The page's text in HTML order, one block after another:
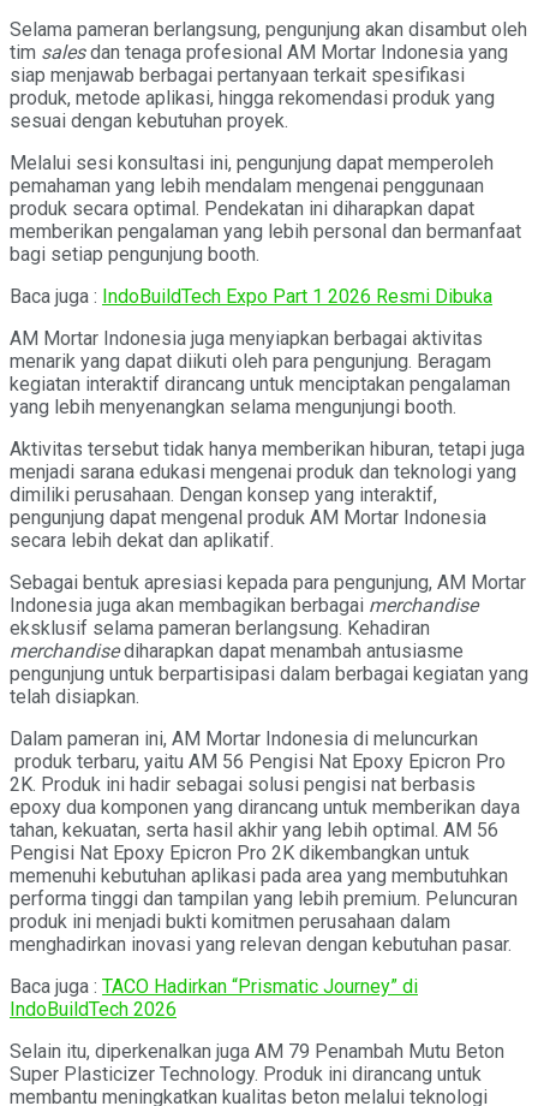
Selama pameran berlangsung, pengunjung akan disambut oleh
tim salesdan tenaga profesional AM Mortar Indonesia yang
siap menjawab berbagai pertanyaan terkait spesifikasi
produk, metode aplikasi, hingga rekomendasi produk yang
sesuai dengan kebutuhan proyek.
Melalui sesi konsultasi ini, pengunjung dapat memperoleh
pemahaman yang lebih mendalam mengenai penggunaan
produk secara optimal. Pendekatan ini diharapkan dapat
memberikan pengalaman yang lebih personal dan bermanfaat
bagi setiap pengunjung booth.
Baca juga : IndoBuildTech Expo Part 1 2026 Resmi Dibuka
AM Mortar Indonesia juga menyiapkan berbagai aktivitas
menarik yang dapat diikuti oleh para pengunjung. Beragam
kegiatan interaktif dirancang untuk menciptakan pengalaman
yang lebih menyenangkan selama mengunjungi booth.
Aktivitas tersebut tidak hanya memberikan hiburan, tetapi juga
menjadi sarana edukasi mengenai produk dan teknologi yang
dimiliki perusahaan. Dengan konsep yang interaktif,
pengunjung dapat mengenal produk AM Mortar Indonesia
secara lebih dekat dan aplikatif.
Sebagai bentuk apresiasi kepada para pengunjung, AM Mortar
Indonesia juga akan membagikan berbagai merchandise
eksklusif selama pameran berlangsung. Kehadiran
merchandisediharapkan dapat menambah antusiasme
pengunjung untuk berpartisipasi dalam berbagai kegiatan yang
telah disiapkan.
Dalam pameran ini, AM Mortar Indonesia di meluncurkan
produk terbaru, yaitu AM 56 Pengisi Nat Epoxy Epicron Pro
2K. Produk ini hadir sebagai solusi pengisi nat berbasis
epoxy dua komponen yang dirancang untuk memberikan daya
tahan, kekuatan, serta hasil akhir yang lebih optimal. AM 56
Pengisi Nat Epoxy Epicron Pro 2K dikembangkan untuk
memenuhi kebutuhan aplikasi pada area yang membutuhkan
performa tinggi dan tampilan yang lebih premium. Peluncuran
produk ini menjadi bukti komitmen perusahaan dalam
menghadirkan inovasi yang relevan dengan kebutuhan pasar.
Baca juga : TACO Hadirkan “Prismatic Journey” di
IndoBuildTech 2026
Selain itu, diperkenalkan juga AM 79 Penambah Mutu Beton
Super Plasticizer Technology. Produk ini dirancang untuk
membantu meningkatkan kualitas beton melalui teknologi